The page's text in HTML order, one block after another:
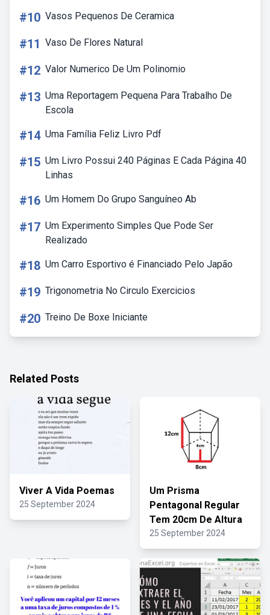
#10 Vasos Pequenos De Ceramica
#11 Vaso De Flores Natural
#12 Valor Numerico De Um Polinomio
#13 Uma Reportagem Pequena Para Trabalho De
Escola
#14 Uma Família Feliz Livro Pdf
#15 Um Livro Possui 240 Páginas E Cada Página 40
Linhas
#16 Um Homem Do Grupo Sanguíneo Ab
#17 Um Experimento Simples Que Pode Ser
Realizado
#18 Um Carro Esportivo é Financiado Pelo Japão
#19 Trigonometria No Circulo Exercicios
#20 Treino De Boxe Iniciante
Related Posts
Viver A Vida Poemas
25 September 2024
Um Prisma
Pentagonal Regular
Tem 20cm De Altura
25 September 2024